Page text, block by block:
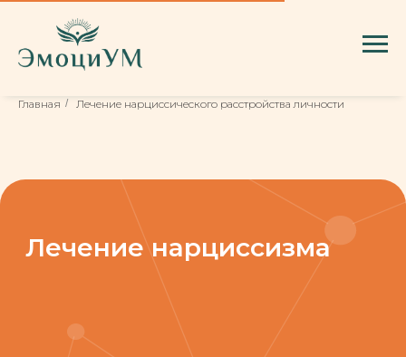
Главная / Лечение нарциссического расстройства личности
Лечение нарциссизма
У нарцисса нет базового восприятия себя
как уже достаточно хорошего, это
приводит к внутреннему дискомфорту. В
связи с этим он постоянно стремится
сравнить себя с кем-то, чтобы понять что
он хороший. Поэтому они амбициозны и